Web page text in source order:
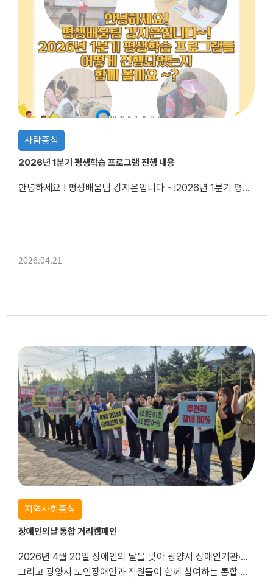
사람중심
2026년 1분기 평생학습 프로그램 진행 내용
안녕하세요 ! 평생배움팀 강지은입니다 ~!2026년 1분기 평생학습 프로그램들어떻게 진행되었는지 함께 볼까요 ~?
2026.04.21
지역사회중심
장애인의날 통합 거리캠페인
2026년 4월 20일 장애인의 날을 맞아 광양시 장애인기관·단체 직원 및 이용자,
그리고 광양시 노인장애인과 직원들이 함께 참여하는 통합 거리캠페인을 진행하였다.